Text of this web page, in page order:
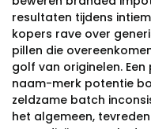
resultaten tijdens
kopers rave over
pillen die
golf van originelen.
naam-merk potentie
zeldzame batch
het algemeen,